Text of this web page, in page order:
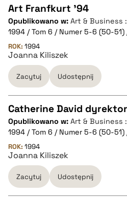
pobierz cytat
CZYSTY TEKST
pobierz cytat
BIBTEX
pobierz cytat
Art Franfkurt '94
Opublikowano w: Art & Business
1994 / Tom 6 / Numer 5-6 (50-51)
ROK: 1994
Joanna Kiliszek
Zacytuj Udostępnij
CZYSTY TEKST
pobierz cytat
BIBTEX
Catherine David
Opublikowano w: Art & Business
1994 / Tom 6 / Numer 5-6 (50-51)
ROK: 1994
Joanna Kiliszek
Zacytuj Udostępnij